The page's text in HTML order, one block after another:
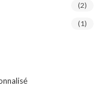
(2)
(1)